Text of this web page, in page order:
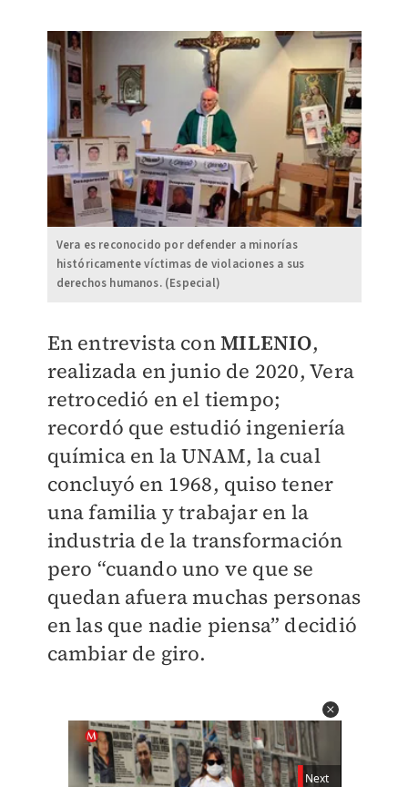
Vera es reconocido por defender a minorías
históricamente víctimas de violaciones a sus
derechos humanos. (Especial)
En entrevista conMILENIO,
realizada en junio de 2020, Vera
retrocedió en el tiempo;
recordó que estudió ingeniería
química en la UNAM, la cual
concluyó en 1968, quiso tener
una familia y trabajar en la
industria de la transformación
pero “cuando uno ve que se
quedan afuera muchas personas
en las que nadie piensa” decidió
cambiar de giro.